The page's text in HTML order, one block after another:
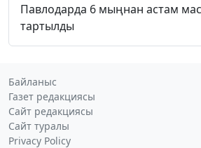
Павлодарда 6 мыңнан астам
тартылды
Байланыс
Газет редакциясы
Сайт редакциясы
Сайт туралы
Privacy Policy